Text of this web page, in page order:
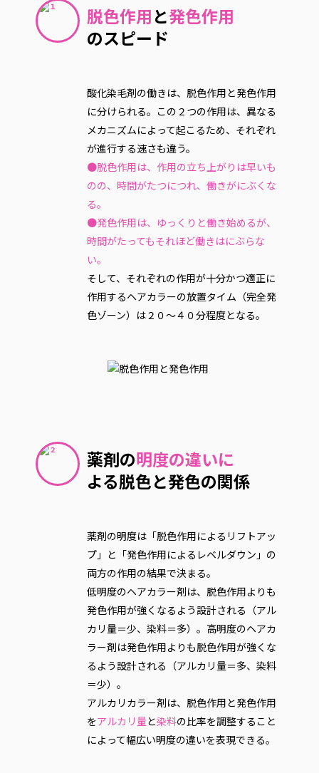
脱色作用と発色作用
のスピード
酸化染毛剤の働きは、脱色作用と発色作用
に分けられる。この２つの作用は、異なる
メカニズムによって起こるため、それぞれ
が進行する速さも違う。
●脱色作用は、作用の立ち上がりは早いも
のの、時間がたつにつれ、働きがにぶくな
る。
●発色作用は、ゆっくりと働き始めるが、
時間がたってもそれほど働きはにぶらな
い。
そして、それぞれの作用が十分かつ適正に
作用するヘアカラーの放置タイム（完全発
色ゾーン）は２０〜４０分程度となる。
薬剤の明度の違いに
よる脱色と発色の関係
薬剤の明度は「脱色作用によるリフトアッ
プ」と「発色作用によるレベルダウン」の
両方の作用の結果で決まる。
低明度のヘアカラー剤は、脱色作用よりも
発色作用が強くなるよう設計される（アル
カリ量＝少、染料＝多）。高明度のヘアカ
ラー剤は発色作用よりも脱色作用が強くな
るよう設計される（アルカリ量＝多、染料
＝少）。
アルカリカラー剤は、脱色作用と発色作用
をアルカリ量と染料の比率を調整すること
によって幅広い明度の違いを表現できる。